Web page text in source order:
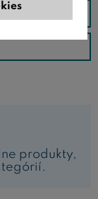
produkty,